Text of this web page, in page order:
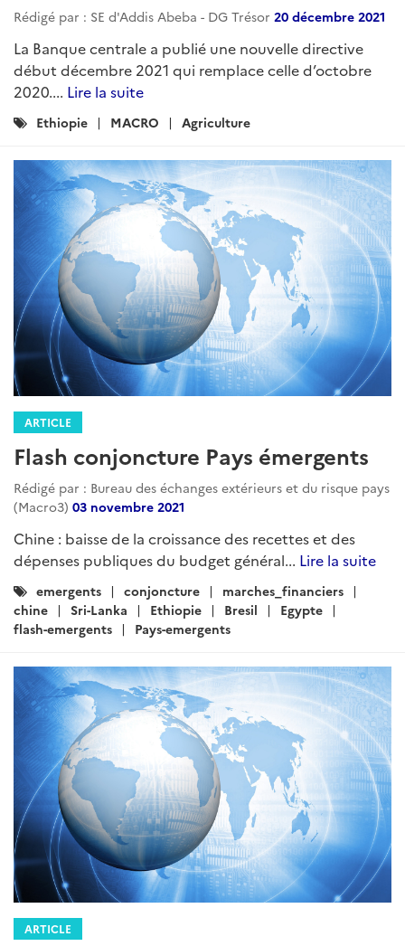
Rédigé par : SE d'Addis Abeba - DG Trésor 20 décembre 2021
La Banque centrale a publié une nouvelle directive
début décembre 2021 qui remplace celle d’octobre
2020.... Lire la suite
Catégories
Ethiopie MACRO Agriculture
ARTICLE
Flash conjoncture Pays émergents
Rédigé par : Bureau des échanges extérieurs et du risque pays
(Macro3) 03 novembre 2021
Chine : baisse de la croissance des recettes et des
dépenses publiques du budget général... Lire la suite
Catégories
:
emergents conjoncture
marches_financiers
chine
Sri-Lanka Ethiopie Bresil
Egypte
flash-emergents
Pays-emergents
ARTICLE